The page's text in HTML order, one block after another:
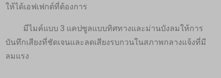
ให้ได้เอฟเฟกต์ที่ต้องการ
มีไมค์แบบ 3 แคปซูลแบบทิศทางและม่านบังลมให้การ
บันทึกเสียงที่ชัดเจนและลดเสียงรบกวนในสภาพกลางแจ้งที่มี
ลมแรง